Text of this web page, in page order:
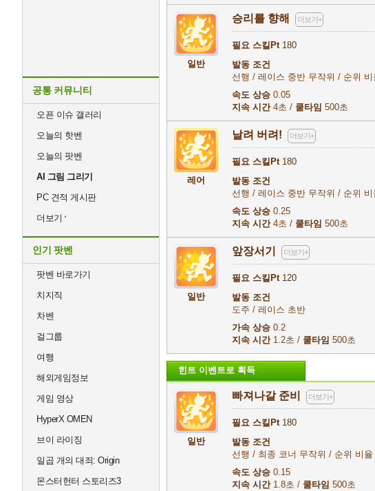
공통 커뮤니티
오픈 이슈 갤러리
오늘의 핫벤
오늘의 팟벤
AI 그림 그리기
PC 견적 게시판
더보기
인기 팟벤
팟벤 바로가기
치지직
차벤
걸그룹
여행
해외게임정보
게임 영상
HyperX OMEN
브이 라이징
일곱 개의 대죄: Origin
몬스터헌터 스토리즈3
일반
승리를 향해 더보기+
필요 스킬Pt180
발동 조건
선행 / 레이스 중반 무작위 / 순위
속도 상승 0.05
지속 시간4초 / 쿨타임 500초
레어
날려 버려! 더보기+
필요 스킬Pt180
발동 조건
선행 / 레이스 중반 무작위 / 순위
속도 상승 0.25
지속 시간4초 / 쿨타임 500초
일반
앞장서기 더보기+
필요 스킬Pt120
발동 조건
도주 / 레이스 초반
가속 상승 0.2
지속 시간1.2초 / 쿨타임 500초
힌트 이벤트로 획득
일반
빠져나갈 준비 더보기+
필요 스킬Pt180
발동 조건
선행 / 최종 코너 무작위 / 순위 비
속도 상승 0.15
지속 시간1.8초 / 쿨타임 500초